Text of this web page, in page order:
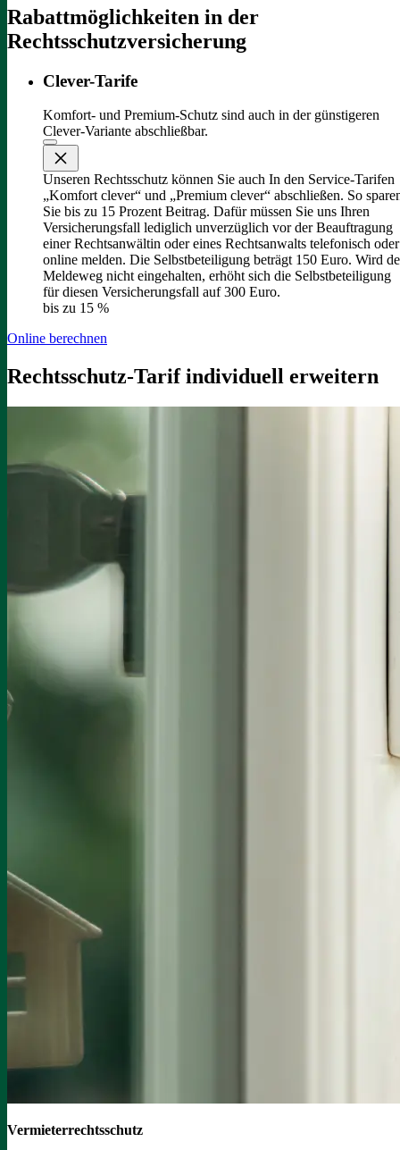
Rabattmöglichkeiten in der
Rechtsschutzversicherung
Clever-Tarife
Komfort- und Premium-Schutz sind auch in der günstigeren
Clever-Variante abschließbar.
Unseren Rechtsschutz können Sie auch In den Service-Tarifen
„Komfort clever“ und „Premium clever“ abschließen. So
Sie bis zu 15 Prozent Beitrag. Dafür müssen Sie uns Ihren
Versicherungsfall lediglich unverzüglich vor der Beauftragung
einer Rechtsanwältin oder eines Rechtsanwalts telefonisch oder
online melden. Die Selbstbeteiligung beträgt 150 Euro. Wird
Meldeweg nicht eingehalten, erhöht sich die Selbstbeteiligung
für diesen Versicherungsfall auf 300 Euro.
bis zu 15 %
Online berechnen
Rechtsschutz-Tarif individuell erweitern
Vermieterrechtsschutz